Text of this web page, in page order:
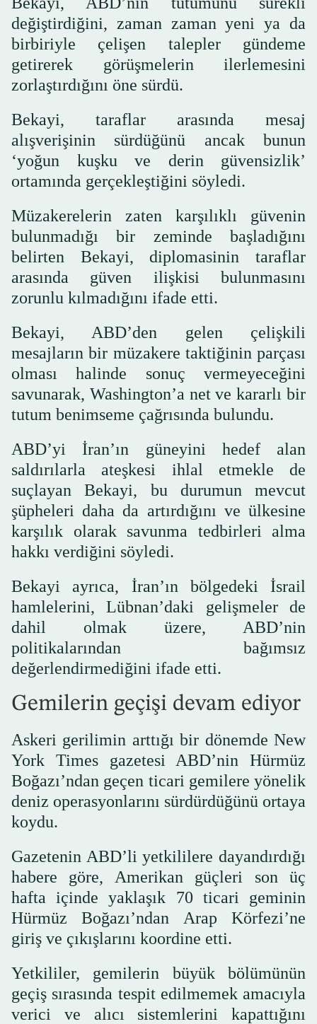
değiştirdiğini, zaman zaman yeni ya da
birbiriyle çelişen talepler gündeme
getirerek görüşmelerin ilerlemesini
zorlaştırdığını öne sürdü.
Bekayi, taraflar arasında mesaj
alışverişinin sürdüğünü ancak bunun
‘yoğun kuşku ve derin güvensizlik’
ortamında gerçekleştiğini söyledi.
Müzakerelerin zaten karşılıklı güvenin
bulunmadığı bir zeminde başladığını
belirten Bekayi, diplomasinin taraflar
arasında güven ilişkisi bulunmasını
zorunlu kılmadığını ifade etti.
Bekayi, ABD’den gelen çelişkili
mesajların bir müzakere taktiğinin parçası
olması halinde sonuç vermeyeceğini
savunarak, Washington’a net ve kararlı bir
tutum benimseme çağrısında bulundu.
ABD’yi İran’ın güneyini hedef alan
saldırılarla ateşkesi ihlal etmekle de
suçlayan Bekayi, bu durumun mevcut
şüpheleri daha da artırdığını ve ülkesine
karşılık olarak savunma tedbirleri alma
hakkı verdiğini söyledi.
Bekayi ayrıca, İran’ın bölgedeki İsrail
hamlelerini, Lübnan’daki gelişmeler de
dahil olmak üzere, ABD’nin
politikalarından bağımsız
değerlendirmediğini ifade etti.
Gemilerin geçişi devam ediyor
Askeri gerilimin arttığı bir dönemde New
York Times gazetesi ABD’nin Hürmüz
Boğazı’ndan geçen ticari gemilere yönelik
deniz operasyonlarını sürdürdüğünü ortaya
koydu.
Gazetenin ABD’li yetkililere dayandırdığı
habere göre, Amerikan güçleri son üç
hafta içinde yaklaşık 70 ticari geminin
Hürmüz Boğazı’ndan Arap Körfezi’ne
giriş ve çıkışlarını koordine etti.
Yetkililer, gemilerin büyük bölümünün
geçiş sırasında tespit edilmemek amacıyla
verici ve alıcı sistemlerini kapattığını